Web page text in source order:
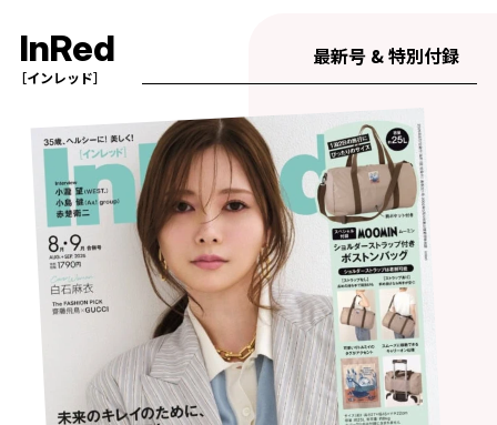
InRed
［インレッド］
最新号 & 特別付録